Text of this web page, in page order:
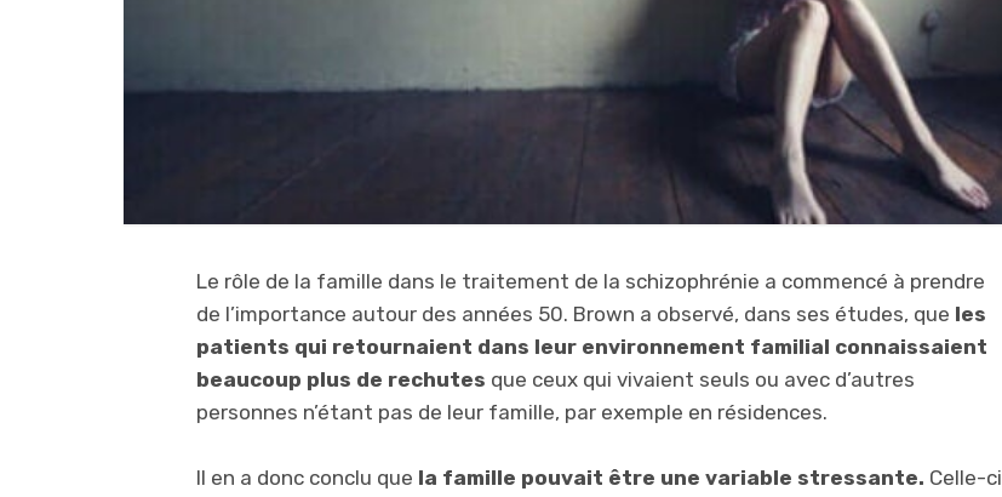
Le rôle de la famille dans le traitement de la schizophrénie a commencé à prendre
de l’importance autour des années 50. Brown a observé, dans ses études, que les
patients qui retournaient dans leur environnement familial connaissaient
beaucoup plus de rechutes que ceux qui vivaient seuls ou avec d’autres
personnes n’étant pas de leur famille, par exemple en résidences.
Il en a donc conclu que la famille pouvait être une variable stressante. Celle-ci